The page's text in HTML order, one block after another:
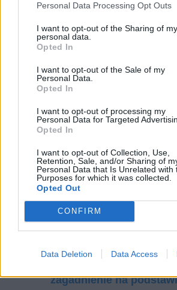
Personal Data Processing Opt Outs
I want to opt-out of the Sharing of my
personal data.
Opted In
I want to opt-out of the Sale of my
Personal Data.
Opted In
I want to opt-out of processing my
Personal Data for Targeted
Opted In
I want to opt-out of Collection, Use,
Retention, Sale, and/or Sharing of
Personal Data that Is Unrelated with
Purposes for which it was collected.
Opted Out
CONFIRM
Data Deletion Data Access
Czytaj także:
Dwie perspektywy
zagadnienie na